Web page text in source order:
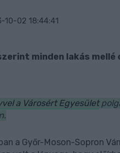
10-02 18:44:41
minden lakás
a Városért Egyesület
a Győr-Moson-Sopron